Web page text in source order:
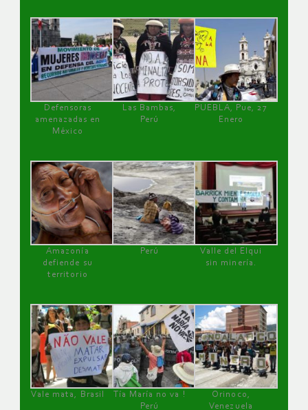
Defensoras
amenazadas en
México
Las Bambas,
Perú
PUEBLA, Pue, 27
Enero
Amazonía
defiende su
territorio
Perú
Valle del Elqui
sin minería.
Vale mata, Brasil
Tía María no va !
Perú
Orinoco,
Venezuela